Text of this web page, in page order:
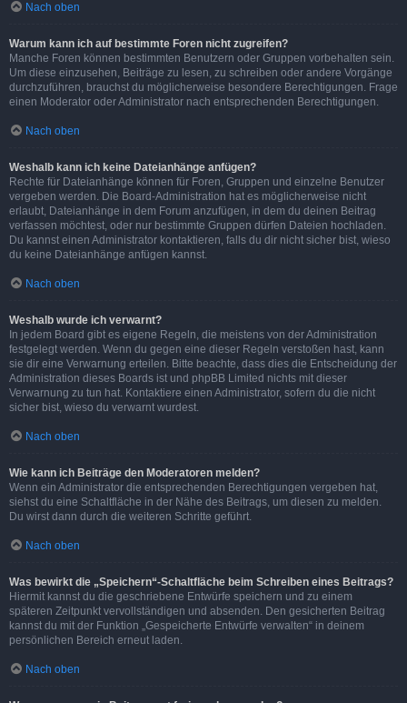
Nach oben
Warum kann ich auf bestimmte Foren nicht zugreifen?
Manche Foren können bestimmten Benutzern oder Gruppen vorbehalten sein.
Um diese einzusehen, Beiträge zu lesen, zu schreiben oder andere Vorgänge
durchzuführen, brauchst du möglicherweise besondere Berechtigungen. Frage
einen Moderator oder Administrator nach entsprechenden Berechtigungen.
Nach oben
Weshalb kann ich keine Dateianhänge anfügen?
Rechte für Dateianhänge können für Foren, Gruppen und einzelne Benutzer
vergeben werden. Die Board-Administration hat es möglicherweise nicht
erlaubt, Dateianhänge in dem Forum anzufügen, in dem du deinen Beitrag
verfassen möchtest, oder nur bestimmte Gruppen dürfen Dateien hochladen.
Du kannst einen Administrator kontaktieren, falls du dir nicht sicher bist, wieso
du keine Dateianhänge anfügen kannst.
Nach oben
Weshalb wurde ich verwarnt?
In jedem Board gibt es eigene Regeln, die meistens von der Administration
festgelegt werden. Wenn du gegen eine dieser Regeln verstoßen hast, kann
sie dir eine Verwarnung erteilen. Bitte beachte, dass dies die Entscheidung der
Administration dieses Boards ist und phpBB Limited nichts mit dieser
Verwarnung zu tun hat. Kontaktiere einen Administrator, sofern du die nicht
sicher bist, wieso du verwarnt wurdest.
Nach oben
Wie kann ich Beiträge den Moderatoren melden?
Wenn ein Administrator die entsprechenden Berechtigungen vergeben hat,
siehst du eine Schaltfläche in der Nähe des Beitrags, um diesen zu melden.
Du wirst dann durch die weiteren Schritte geführt.
Nach oben
Was bewirkt die „Speichern“-Schaltfläche beim Schreiben eines Beitrags?
Hiermit kannst du die geschriebene Entwürfe speichern und zu einem
späteren Zeitpunkt vervollständigen und absenden. Den gesicherten Beitrag
kannst du mit der Funktion „Gespeicherte Entwürfe verwalten“ in deinem
persönlichen Bereich erneut laden.
Nach oben